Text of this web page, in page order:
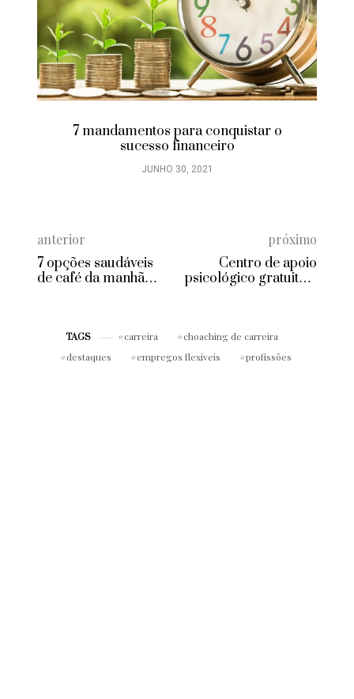
7 mandamentos para conquistar o
sucesso financeiro
JUNHO 30, 2021
anterior
7 opções saudáveis
de café da manhã
próximo
Centro de apoio
psicológico gratuito a
TAGS carreira
choaching de carreira
destaques
empregos flexíveis profissões